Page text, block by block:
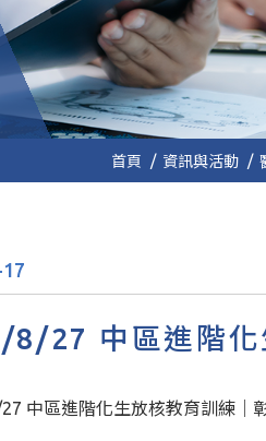
首頁 資訊與活動
27 中區進階化